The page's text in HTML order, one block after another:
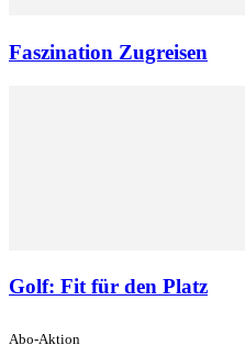
Faszination Zugreisen
Golf: Fit für den Platz
Abo-Aktion